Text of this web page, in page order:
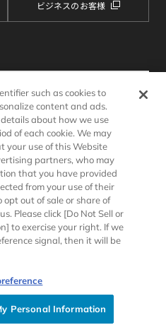
ビジネスのお客様
ブサイトのご利用条件
ッキーポリシー
環境
such as cookies to
content and ads.
details about how we use
of each cookie. We may
your use of this Website
partners, who may
that you have provided
from your use of their
opt out of sale or share of
Please click [Do Not Sell or
to exercise your right. If we
signal, then it will be
Personal Information